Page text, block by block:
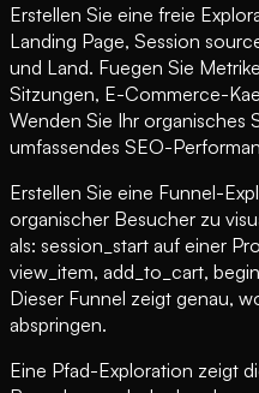
Erstellen Sie eine freie
Landing Page, Session
und Land. Fuegen Sie
Sitzungen, E-Commerce-
Wenden Sie Ihr organisches
umfassendes SEO-
Erstellen Sie eine Funnel-
organischer Besucher zu
als: session_start auf einer
view_item, add_to_cart,
Dieser Funnel zeigt genau,
abspringen.
Eine Pfad-Exploration zeigt